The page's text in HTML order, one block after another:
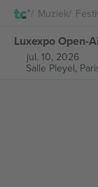
Muziek
Luxexpo Open-
jul. 10, 2026
Salle Pleyel,